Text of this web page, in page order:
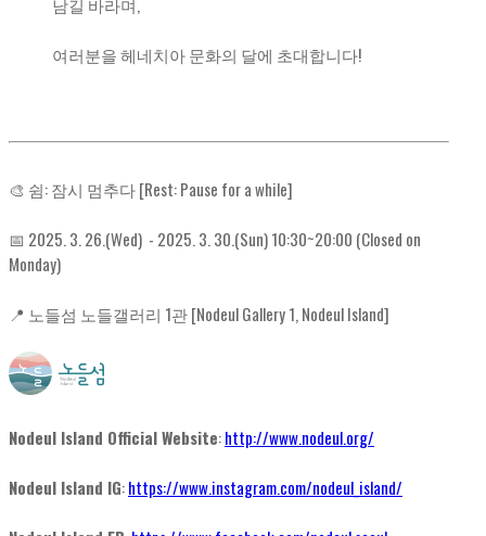
여러분을 헤네치아 문화의 달에 초대합니다!
🎨 쉼: 잠시 멈추다 [Rest: Pause for a while]
📅 2025. 3. 26.(Wed) - 2025. 3. 30.(Sun) 10:30~20:00 (Closed on
Monday)
📍 노들섬 노들갤러리 1관 [Nodeul Gallery 1, Nodeul Island]
Nodeul Island Official Website:http://www.nodeul.org/
Nodeul Island IG:https://www.instagram.com/nodeul_island/